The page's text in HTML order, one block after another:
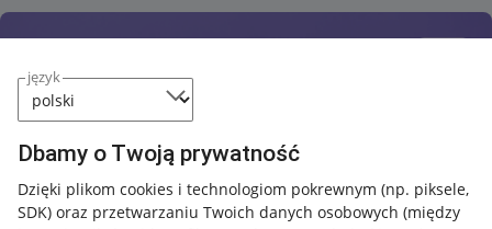
język
Dbamy o Twoją prywatność
Dzięki plikom cookies i technologiom pokrewnym (np. piksele,
SDK) oraz przetwarzaniu Twoich danych osobowych (między